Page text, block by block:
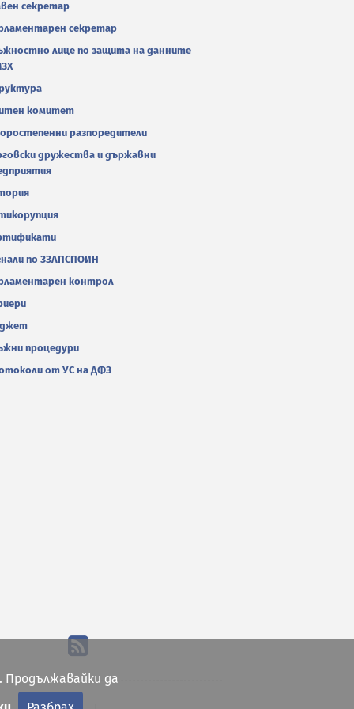
секретар
секретар
лице по защита на данните
комитет
разпоредители
дружества и държавни
по ЗЗЛПСПОИН
контрол
процедури
от УС на ДФЗ
Продължавайки да